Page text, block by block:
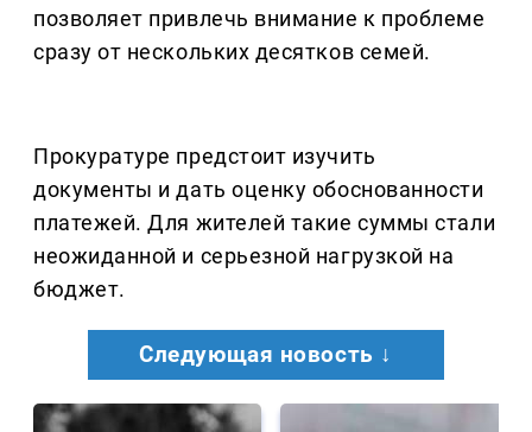
позволяет привлечь внимание к проблеме
сразу от нескольких десятков семей.
Прокуратуре предстоит изучить
документы и дать оценку обоснованности
платежей. Для жителей такие суммы стали
неожиданной и серьезной нагрузкой на
бюджет.
Следующая новость ↓